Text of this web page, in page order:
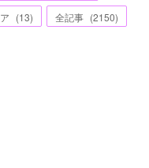
(13) 全記事 (2150)